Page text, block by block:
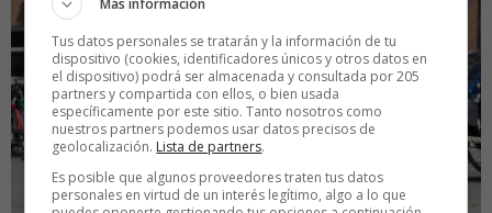
Tus datos personales se tratarán y la información de tu
dispositivo (cookies, identificadores únicos y otros datos en
el dispositivo) podrá ser almacenada y consultada por 205
partners y compartida con ellos, o bien usada
específicamente por este sitio. Tanto nosotros como
nuestros partners podemos usar datos precisos de
geolocalización. Lista de partners.
Es posible que algunos proveedores traten tus datos
personales en virtud de un interés legítimo, algo a lo que